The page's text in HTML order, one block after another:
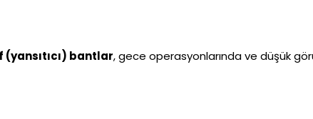
bantlar, gece operasyonlarında ve düşük